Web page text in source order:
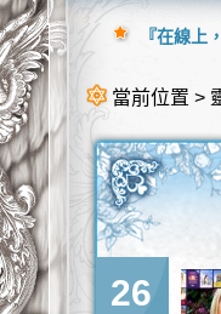
當前位置 >
26
『在線上